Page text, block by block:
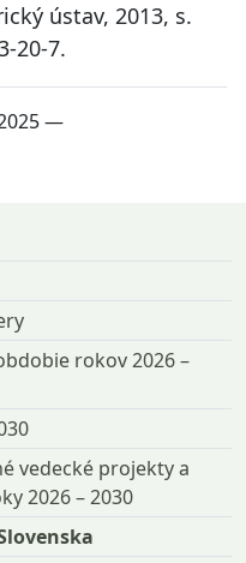
ústav, 2013, s.
20-7.
—
rokov 2026 –
vedecké projekty a
2026 – 2030